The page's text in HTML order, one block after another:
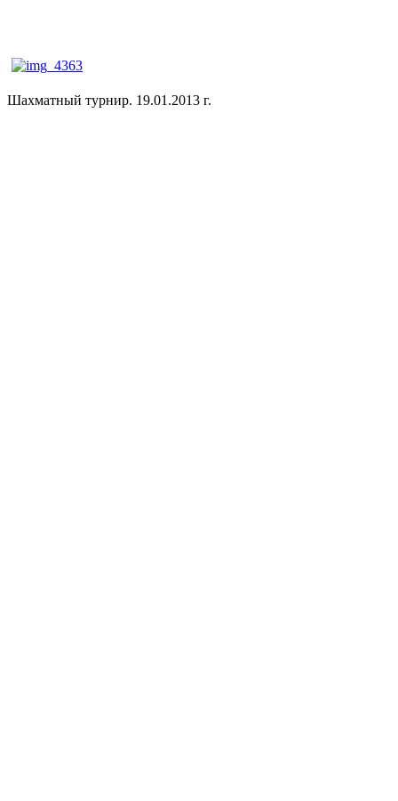
Шахматный турнир. 19.01.2013 г.